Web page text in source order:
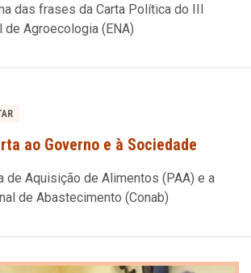
das frases da Carta Política do III
de Agroecologia (ENA)
ao Governo e à Sociedade
de Aquisição de Alimentos (PAA) e a
de Abastecimento (Conab)